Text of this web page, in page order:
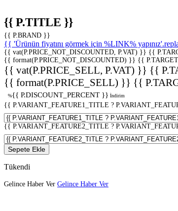
{{ P.TITLE }}
{{ P.BRAND }}
{{ 'Ürünün fiyatını görmek için %LINK%
{{ vat(P.PRICE_NOT_DISCOUNTED, P.VAT) }} {{
{{ format(P.PRICE_NOT_DISCOUNTED) }} {{
{{ vat(P.PRICE_SELL, P.VAT) }} {{
{{ format(P.PRICE_SELL) }} {{
%{{ P.DISCOUNT_PERCENT }} İndirim
{{ P.VARIANT_FEATURE1_TITLE ?
{{ P.VARIANT_FEATURE2_TITLE ?
Sepete Ekle
Tükendi
Gelince Haber Ver Gelince Haber Ver